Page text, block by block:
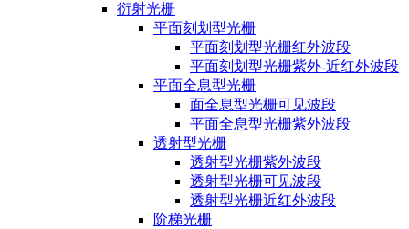
衍射光栅
平面刻划型光栅
平面刻划型光栅红外波段
平面刻划型光栅紫外-近红外波段
平面全息型光栅
面全息型光栅可见波段
平面全息型光栅紫外波段
透射型光栅
透射型光栅紫外波段
透射型光栅可见波段
透射型光栅近红外波段
阶梯光栅